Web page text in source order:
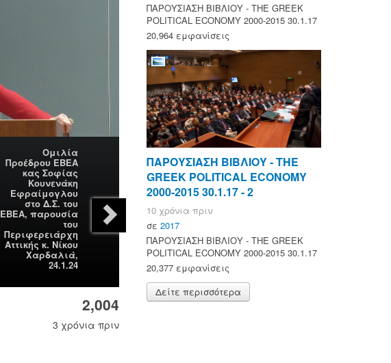
Ομιλία
Προέδρου ΕΒΕΑ
κας Σοφίας
Κουνενάκη
Εφραίμογλου
στο Δ.Σ. του
ΕΒΕΑ, παρουσία
του
Περιφερειάρχη
Αττικής κ. Νίκου
Χαρδαλιά,
24.1.24
2,004
3 χρόνια πριν
ΠΑΡΟΥΣΙΑΣΗ ΒΙΒΛΙΟΥ - ΤΗΕ GREEK
POLITICAL ECONOMY 2000-2015 30.1.17
20,964 εμφανίσεις
ΠΑΡΟΥΣΙΑΣΗ ΒΙΒΛΙΟΥ - ΤΗΕ
GREEK POLITICAL ECONOMY
2000-2015 30.1.17 - 2
10 χρόνια πριν
σε 2017
ΠΑΡΟΥΣΙΑΣΗ ΒΙΒΛΙΟΥ - ΤΗΕ GREEK
POLITICAL ECONOMY 2000-2015 30.1.17
20,377 εμφανίσεις
Δείτε περισσότερα